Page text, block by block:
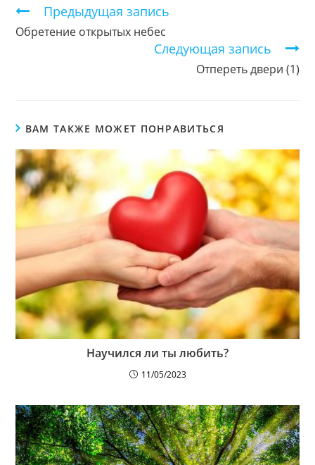
Продолжить
чтение
Предыдущая запись
Обретение открытых небес
Следующая запись
Отпереть двери (1)
ВАМ ТАКЖЕ МОЖЕТ ПОНРАВИТЬСЯ
Научился ли ты любить?
11/05/2023